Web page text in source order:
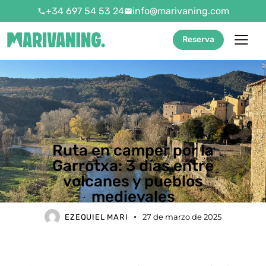
+34 697 54 53 24 info@marivaning.com
Reserva
Ruta en camper por la
Garrotxa: 3 días entre
volcanes y pueblos
medievales
EZEQUIEL MARI 27 de marzo de 2025